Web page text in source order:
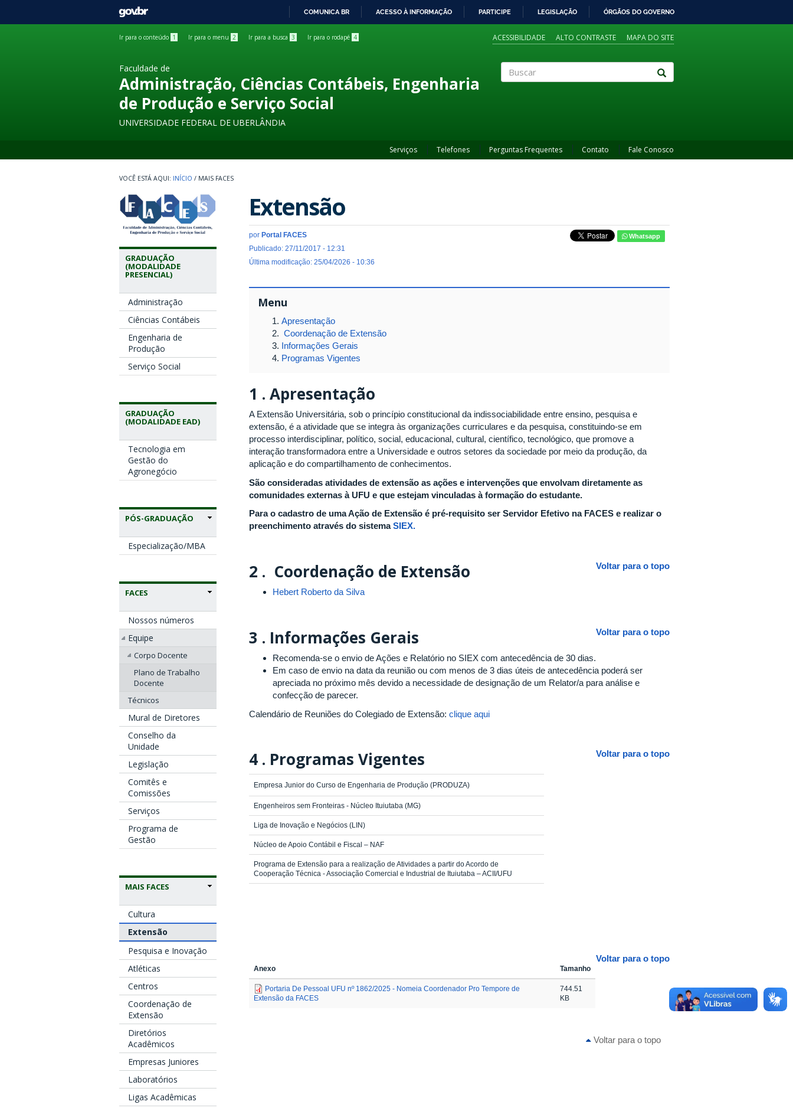
GOVBR
COMUNICA BR ACESSO À INFORMAÇÃO PARTICIPE LEGISLAÇÃO ÓRGÃOS DO GOVERNO
Ir para o conteúdo 1 Ir para o menu 2 Ir para a busca 3 Ir para o rodapé 4 ACESSIBILIDADE ALTO CONTRASTE MAPA DO SITE
Faculdade de
Administração, Ciências Contábeis, Engenharia
de Produção e Serviço Social
UNIVERSIDADE FEDERAL DE UBERLÂNDIA
Serviços Telefones Perguntas Frequentes Contato Fale Conosco
INÍCIO / MAIS FACES
GRADUAÇÃO
(MODALIDADE
PRESENCIAL)
Administração
Ciências Contábeis
Engenharia de
Produção
Serviço Social
GRADUAÇÃO
(MODALIDADE EAD)
Tecnologia em
Gestão do
Agronegócio
PÓS-GRADUAÇÃO
Especialização/MBA
FACES
Nossos números
Equipe
Corpo Docente
Plano de Trabalho
Docente
Técnicos
Mural de Diretores
Conselho da
Unidade
Legislação
Comitês e
Comissões
Serviços
Programa de
Gestão
MAIS FACES
Cultura
Extensão
Pesquisa e Inovação
Atléticas
Centros
Coordenação de
Extensão
Diretórios
Acadêmicos
Empresas Juniores
Laboratórios
Ligas Acadêmicas
Extensão
por Portal FACES
Publicado: 27/11/2017 - 12:31
Última modificação: 25/04/2026 - 10:36
Whatsapp
Menu
Apresentação
Coordenação de Extensão
Informações Gerais
Programas Vigentes
1 . Apresentação
A Extensão Universitária, sob o princípio constitucional da indissociabilidade entre ensino, pesquisa e
extensão, é a atividade que se integra às organizações curriculares e da pesquisa, constituindo-se em
processo interdisciplinar, político, social, educacional, cultural, científico, tecnológico, que promove a
interação transformadora entre a Universidade e outros setores da sociedade por meio da produção, da
aplicação e do compartilhamento de conhecimentos.
São consideradas atividades de extensão as ações e intervenções que envolvam diretamente as
comunidades externas à UFU e que estejam vinculadas à formação do estudante.
Para o cadastro de uma Ação de Extensão é pré-requisito ser Servidor Efetivo na FACES e realizar o
preenchimento através do sistemaSIEX.
Voltar para o topo
2 . Coordenação de Extensão
Hebert Roberto da Silva
Voltar para o topo
3 . Informações Gerais
Recomenda-se o envio de Ações e Relatório no SIEX com antecedência de 30 dias.
Em caso de envio na data da reunião ou com menos de 3 dias úteis de antecedência poderá ser
apreciada no próximo mês devido a necessidade de designação de um Relator/a para análise e
confecção de parecer.
Calendário de Reuniões do Colegiado de Extensão: clique aqui
Voltar para o topo
4 . Programas Vigentes
Empresa Junior do Curso de Engenharia de Produção (PRODUZA)
Engenheiros sem Fronteiras - Núcleo Ituiutaba (MG)
Liga de Inovação e Negócios (LIN)
Núcleo de Apoio Contábil e Fiscal – NAF
Programa de Extensão para a realização de Atividades a partir do Acordo de
Cooperação Técnica - Associação Comercial e Industrial de Ituiutaba – ACII/UFU
Voltar para o topo
Anexo Tamanho
Portaria De Pessoal UFU nº 1862/2025 - Nomeia Coordenador Pro Tempore de
Extensão da FACES
744.51
KB
Voltar para o topo